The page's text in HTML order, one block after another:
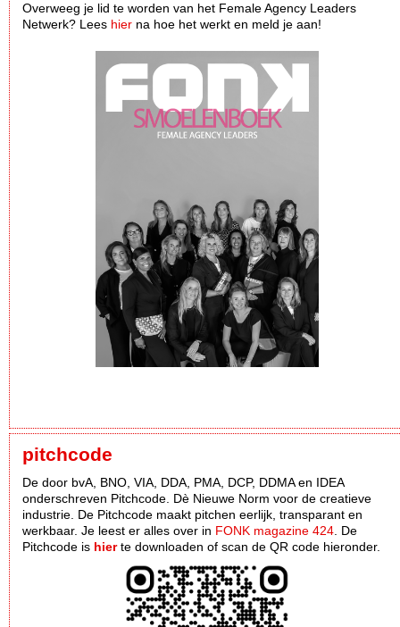
Overweeg je lid te worden van het Female Agency Leaders
Netwerk? Lees hier na hoe het werkt en meld je aan!
pitchcode
De door bvA, BNO, VIA, DDA, PMA, DCP, DDMA en IDEA
onderschreven Pitchcode. Dè Nieuwe Norm voor de creatieve
industrie. De Pitchcode maakt pitchen eerlijk, transparant en
werkbaar. Je leest er alles over in FONK magazine 424 . De
Pitchcode is hierte downloaden of scan de QR code hieronder.